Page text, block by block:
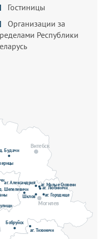
Гостиницы
Организации за
Республики
Витебск
Могилев
Шклов
Бобруйск
д. Будачи
Шепелевичи
аг. Тихиничи
аг. Александрия аг. Малые Словени
аг. Любиничи
аг. Городище